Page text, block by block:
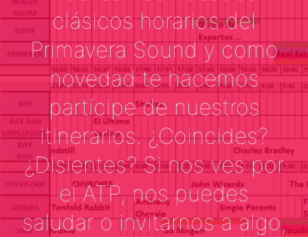
clásicos horarios del
Primavera Sound y como
novedad te hacemos
partícipe de nuestros
itinerarios. ¿Coincides?
¿Disientes? Si nos ves por
el ATP, nos puedes
saludar o invitarnos a algo,